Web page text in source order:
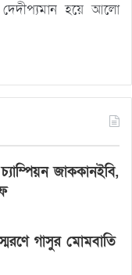
দেদীপ্যমান হয়ে আলো
জাককানইবি,
গাসুর মোমবাতি